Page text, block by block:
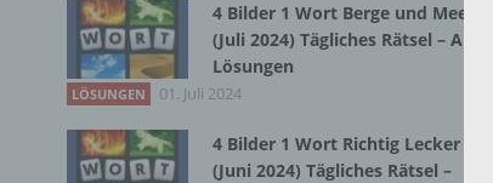
4 Bilder 1 Wort Berge und Meer
(Juli 2024) Tägliches Rätsel – Alle
Lösungen
LÖSUNGEN 01. Juli 2024
4 Bilder 1 Wort Richtig Lecker
(Juni 2024) Tägliches Rätsel –